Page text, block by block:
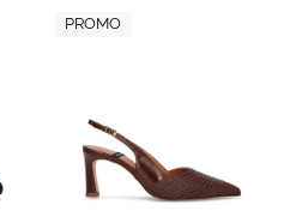
PROMO